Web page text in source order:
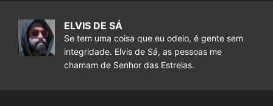
ELVIS DE SÁ
Se tem uma coisa que eu odeio, é gente sem
integridade. Elvis de Sá, as pessoas me
chamam de Senhor das Estrelas.